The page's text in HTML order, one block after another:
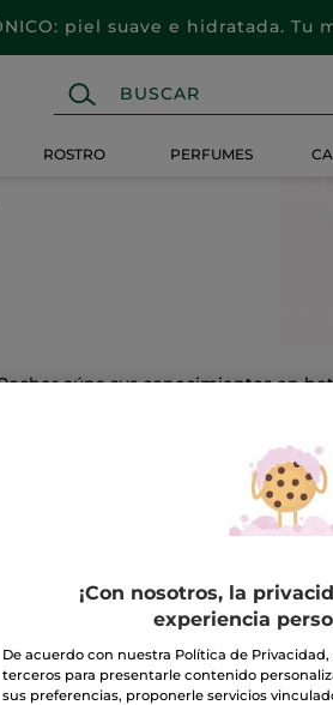
piel suave e hidratada.
ROSTRO PERFUMES
aúna sus conocimientos en
y a través de tu conciencia.
selección de productos similares
¡Con nosotros, la
experiencia
De acuerdo con nuestra Política de
terceros para presentarle contenido
sus preferencias, proponerle servicios